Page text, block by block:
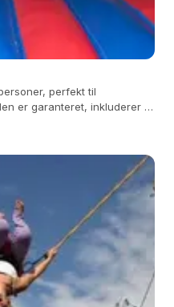
perfekt til
er garanteret, inkluderer 3